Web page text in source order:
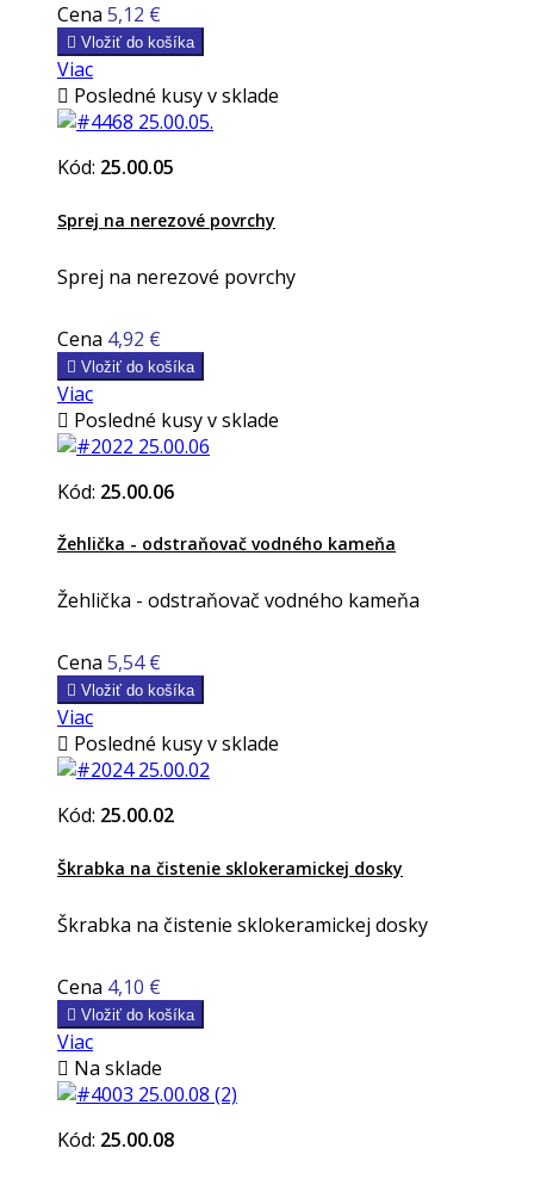
Cena 5,12 €
 Vložiť do košíka
Viac
 Posledné kusy v sklade
Kód: 25.00.05
Sprej na nerezové povrchy
Sprej na nerezové povrchy
Cena 4,92 €
 Vložiť do košíka
Viac
 Posledné kusy v sklade
Kód: 25.00.06
Žehlička - odstraňovač vodného kameňa
Žehlička - odstraňovač vodného kameňa
Cena 5,54 €
 Vložiť do košíka
Viac
 Posledné kusy v sklade
Kód: 25.00.02
Škrabka na čistenie sklokeramickej dosky
Škrabka na čistenie sklokeramickej dosky
Cena 4,10 €
 Vložiť do košíka
Viac
 Na sklade
Kód: 25.00.08